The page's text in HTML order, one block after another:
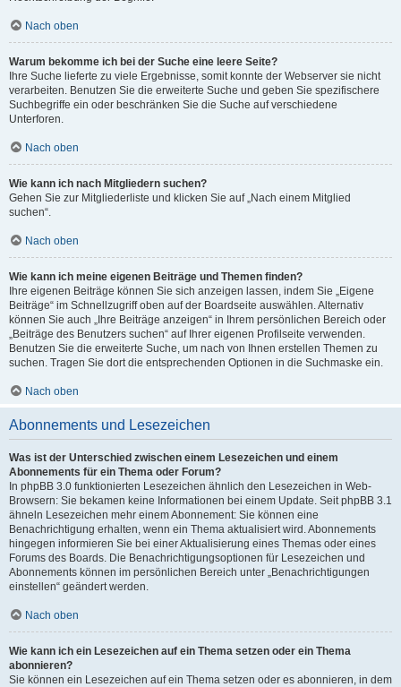
Nach oben
Warum bekomme ich bei der Suche eine leere Seite?
Ihre Suche lieferte zu viele Ergebnisse, somit konnte der Webserver sie nicht
verarbeiten. Benutzen Sie die erweiterte Suche und geben Sie spezifischere
Suchbegriffe ein oder beschränken Sie die Suche auf verschiedene
Unterforen.
Nach oben
Wie kann ich nach Mitgliedern suchen?
Gehen Sie zur Mitgliederliste und klicken Sie auf „Nach einem Mitglied
suchen“.
Nach oben
Wie kann ich meine eigenen Beiträge und Themen finden?
Ihre eigenen Beiträge können Sie sich anzeigen lassen, indem Sie „Eigene
Beiträge“ im Schnellzugriff oben auf der Boardseite auswählen. Alternativ
können Sie auch „Ihre Beiträge anzeigen“ in Ihrem persönlichen Bereich oder
„Beiträge des Benutzers suchen“ auf Ihrer eigenen Profilseite verwenden.
Benutzen Sie die erweiterte Suche, um nach von Ihnen erstellen Themen zu
suchen. Tragen Sie dort die entsprechenden Optionen in die Suchmaske ein.
Nach oben
Abonnements und Lesezeichen
Was ist der Unterschied zwischen einem Lesezeichen und einem
Abonnements für ein Thema oder Forum?
In phpBB 3.0 funktionierten Lesezeichen ähnlich den Lesezeichen in Web-
Browsern: Sie bekamen keine Informationen bei einem Update. Seit phpBB 3.1
ähneln Lesezeichen mehr einem Abonnement: Sie können eine
Benachrichtigung erhalten, wenn ein Thema aktualisiert wird. Abonnements
hingegen informieren Sie bei einer Aktualisierung eines Themas oder eines
Forums des Boards. Die Benachrichtigungsoptionen für Lesezeichen und
Abonnements können im persönlichen Bereich unter „Benachrichtigungen
einstellen“ geändert werden.
Nach oben
Wie kann ich ein Lesezeichen auf ein Thema setzen oder ein Thema
abonnieren?
Sie können ein Lesezeichen auf ein Thema setzen oder es abonnieren, in dem